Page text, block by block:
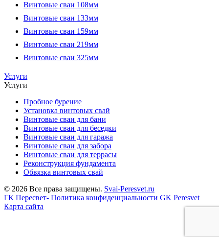
Винтовые сваи 108мм
Винтовые сваи 133мм
Винтовые сваи 159мм
Винтовые сваи 219мм
Винтовые сваи 325мм
Услуги
Услуги
Пробное бурение
Установка винтовых свай
Винтовые сваи для бани
Винтовые сваи для беседки
Винтовые сваи для гаража
Винтовые сваи для забора
Винтовые сваи для террасы
Реконструкция фундамента
Обвязка винтовых свай
© 2026 Все права защищены. Svai-Peresvet.ru
ГК Пересвет- Политика конфиденциальности GK Peresvet
Карта сайта